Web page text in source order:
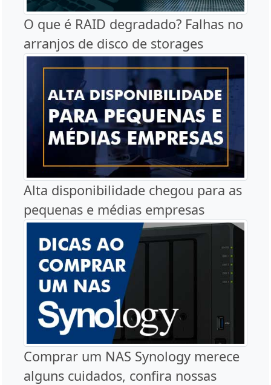
O que é RAID degradado? Falhas no
arranjos de disco de storages
Alta disponibilidade chegou para as
pequenas e médias empresas
Comprar um NAS Synology merece
alguns cuidados, confira nossas